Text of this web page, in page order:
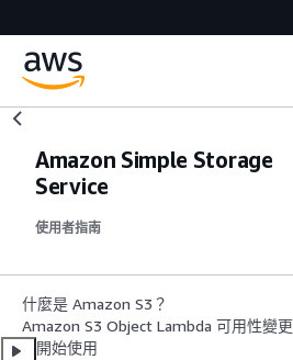
Amazon Simple Storage
Service
使用者指南
什麼是 Amazon S3？
Amazon S3 Object Lambda 可用性變更
開始使用